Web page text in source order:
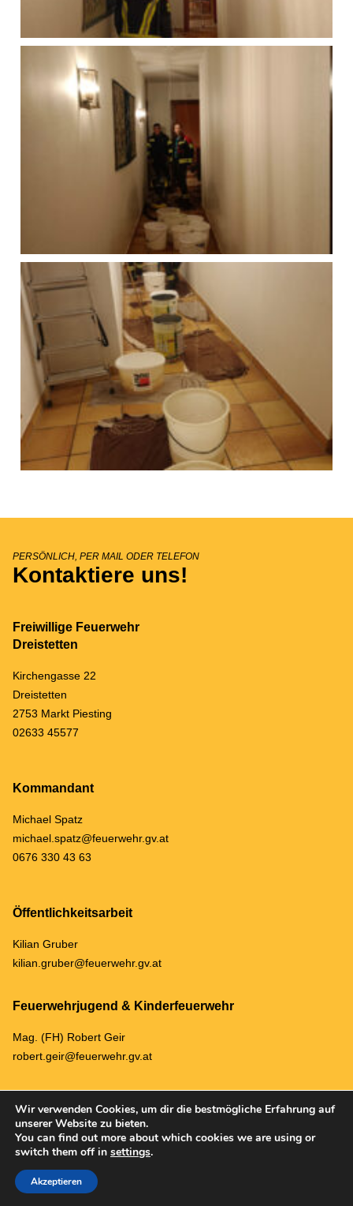
PERSÖNLICH, PER MAIL ODER TELEFON
Kontaktiere uns!
Freiwillige Feuerwehr
Dreistetten
Kirchengasse 22
Dreistetten
2753 Markt Piesting
02633 45577
Kommandant
Michael Spatz
michael.spatz@feuerwehr.gv.at
0676 330 43 63
Öffentlichkeitsarbeit
Kilian Gruber
kilian.gruber@feuerwehr.gv.at
Feuerwehrjugend & Kinderfeuerwehr
Mag. (FH) Robert Geir
robert.geir@feuerwehr.gv.at
ARCHIV DATENSCHUTZ & IMPRESSUM
Wir verwenden Cookies, um dir die bestmögliche Erfahrung auf
unserer Website zu bieten.
You can find out more about which cookies we are using or
switch them off in settings.
Akzeptieren